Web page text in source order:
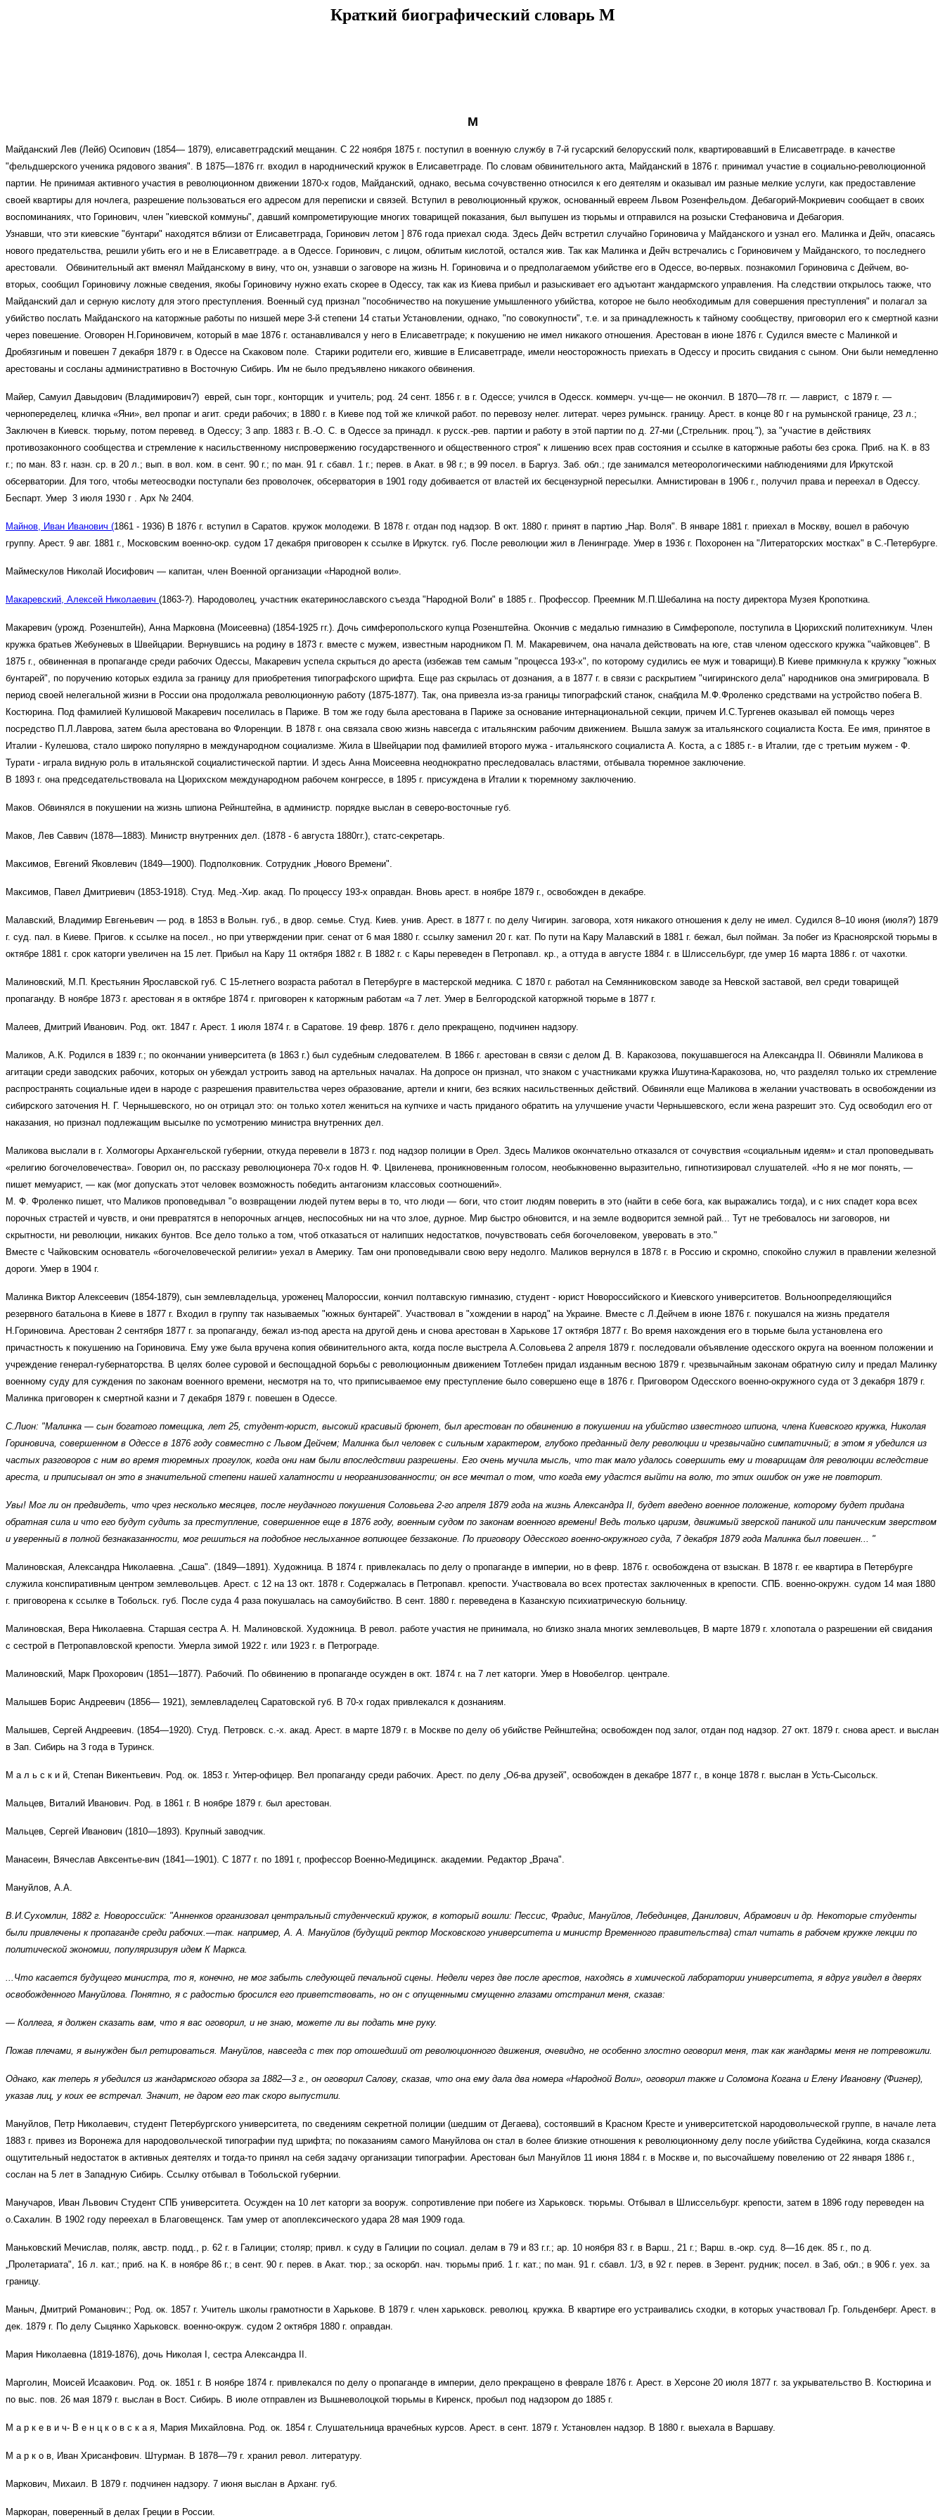
Краткий биографический словарь М
М
Майданский Лев (Лейб) Осипович (1854— 1879), елисаветградский мещанин. С 22 ноября 1875 г. поступил в военную службу в 7-й гусарский белорусский полк , квартировавший в Елисаветграде. в качестве
"фельдшерского ученика рядового звания".
В 1875—1876 гг. входил в народнический кружок в Елисаветграде.
По словам обвинительного акта, Майданский в 1876 г. принимал участие в социально-революционной
партии.
Не принимая активного участия в революционном движении 1870-х годов, Майданский, однако, весьма сочувственно относился к его деятелям и оказывал им разные мелкие услуги, как предоставление
своей квартиры для ночлега, разрешение пользоваться его адресом для переписки и связей. Вступил в революционный кружок, основанный евреем Львом Розенфельдом. Дебагорий-Мокриевич сообщает в своих
воспоминаниях, что Горинович, член "киевской коммуны", давший компрометирующие многих товарищей показания, был выпушен из тюрьмы и отправился на розыски Стефановича и Дебагория.
Узнавши, что эти киевские "бунтари" находятся вблизи от Елисаветграда, Горинович летом ] 876 года приехал сюда. Здесь Дейч встретил случайно Гориновича у Майданского и узнал его. Малинка и Дейч, опасаясь
нового предательства, решили убить его и не в Елисаветграде. а в Одессе. Горинович, с лицом, облитым кислотой, остался жив. Так как Малинка и Дейч встречались с Гориновичем у Майданского, то последнего
арестовали. Обвинительный акт вменял Майданскому в вину, что он, узнавши о заговоре на жизнь Н. Гориновича и о предполагаемом убийстве его в Одессе, во-первых. познакомил Гориновича с Дейчем, во-
вторых, сообщил Гориновичу ложные сведения, якобы Гориновичу нужно ехать скорее в Одессу, так как из Киева прибыл и разыскивает его адъютант жандармского управления. На следствии открылось также, что
Майданский дал и серную кислоту для этого преступления. Военный суд признал "пособничество на покушение умышленного убийства, которое не было необходимым для совершения преступления" и полагал за
убийство послать Майданского на каторжные работы по низшей мере 3-й степени 14 статьи Установлении, однако, "по совокупности", т.е. и за принадлежность к тайному сообществу, приговорил его к смертной казни
через повешение. Оговорен Н.Гориновичем, который в мае 1876 г. останавливался у него в Елисаветграде; к покушению не имел никакого отношения. Арестован в июне 1876 г. Судился вместе с Малинкой и
Дробязгиным и повешен 7 декабря 1879 г. в Одессе на Скаковом поле. Старики родители его, жившие в Елисаветграде, имели неосторожность приехать в Одессу и просить свидания с сыном. Они были немедленно
арестованы и сосланы административно в Восточную Сибирь. Им не было предъявлено никакого обвинения.
Майер, Самуил Давыдович (Владимирович?) еврей, сын торг., конторщик и учитель; род. 24 сент. 1856 г. в г. Одессе; учился в Одесск. коммерч. уч-ще— не окончил. В 1870—78 гг. — лаврист, с 1879 г. —
чернопеределец, кличка «Яни», вел пропаг и агит. среди рабочих; в 1880 г. в Киеве под той же кличкой работ. по перевозу нелег. литерат. через румынск. границу. Арест. в конце 80 г на румынской границе, 23 л.;
Заключен в Киевск. тюрьму, потом перевед. в Одессу; 3 апр. 1883 г. В.-О. С. в Одессе за принадл. к русск.-рев. партии и работу в этой партии по д. 27-ми („Стрельник. проц."), за "участие в действиях
противозаконного сообщества и стремление к насильственному ниспровержению государственного и общественного строя" к лишению всех прав состояния и ссылке в каторжные работы без срока. Приб. на К. в 83
г.; по ман. 83 г. назн. ср. в 20 л.; вып. в вол. ком. в сент. 90 г.; по ман. 91 г. сбавл. 1 г.; перев. в Акат. в 98 г.; в 99 посел. в Баргуз. Заб. обл.; где занимался метеорологическими наблюдениями для Иркутской
обсерватории. Для того, чтобы метеосводки поступали без проволочек, обсерватория в 1901 году добивается от властей их бесцензурной пересылки. Амнистирован в 1906 г., получил права и переехал в Одессу.
Беспарт. Умер 3 июля 1930 г . Арх № 2404.
Майнов, Иван Иванович (1861 - 1936) В 1876 г. вступил в Саратов. кружок молодежи. В 1878 г. отдан под надзор. В окт. 1880 г. принят в партию „Нар. Воля". В январе 1881 г. приехал в Москву, вошел в рабочую
группу. Арест. 9 авг. 1881 г., Московским военно-окр. судом 17 декабря приговорен к ссылке в Иркутск. губ. После революции жил в Ленинграде. Умер в 1936 г. Похоронен на "Литераторских мостках" в С.-Петербурге.
Маймескулов Николай Иосифович — капитан, член Военной организации «Народной воли».
Макаревский, Алексей Николаевич (1863-?). Народоволец, участник екатеринославского съезда "Народной Воли" в 1885 г.. Профессор. Преемник М.П.Шебалина на посту директора Музея Кропоткина.
Макаревич (урожд. Розенштейн), Анна Марковна (Моисеевна) (1854-1925 гг.). Дочь симферопольского купца Розенштейна. Окончив с медалью гимназию в Симферополе, поступила в Цюрихский политехникум. Член
кружка братьев Жебуневых в Швейцарии. Вернувшись на родину в 1873 г. вместе с мужем, известным народником П. М. Макаревичем, она начала действовать на юге, став членом одесского кружка "чайковцев". В
1875 г., обвиненная в пропаганде среди рабочих Одессы, Макаревич успела скрыться до ареста (избежав тем самым "процесса 193-х", по которому судились ее муж и товарищи).В Киеве примкнула к кружку "южных
бунтарей", по поручению которых ездила за границу для приобретения типографского шрифта. Еще раз скрылась от дознания, а в 1877 г. в связи с раскрытием "чигиринского дела" народников она эмигрировала.
В
период своей нелегальной жизни в России она продолжала революционную работу (1875-1877). Так, она привезла из-за границы типографский станок, снабдила М.Ф.Фроленко средствами на устройство побега В.
Костюрина.
Под фамилией Кулишовой Макаревич поселилась в Париже.
В том же году была арестована в Париже за основание интернациональной секции, причем И.С.Тургенев оказывал ей помощь через
посредство П.Л.Лаврова, затем была арестована во Флоренции. В 1878 г. она связала свою жизнь навсегда с итальянским рабочим движением. Вышла замуж за итальянского социалиста Коста. Ее имя, принятое в
Италии - Кулешова, стало широко популярно в международном социализме. Жила в Швейцарии под фамилией второго мужа - итальянского социалиста А. Коста, а с 1885 г.- в Италии, где с третьим мужем - Ф.
Турати - играла видную роль в итальянской социалистической партии. И здесь Анна Моисеевна неоднократно преследовалась властями, отбывала тюремное заключение.
В 1893 г. она председательствовала на Цюрихском международном рабочем конгрессе, в 1895 г. присуждена в Италии к тюремному заключению.
Маков. Обвинялся в покушении на жизнь шпиона Рейнштейна, в администр. порядке выслан в северо-восточные губ.
Маков, Лев Саввич (1878—1883). Министр внутренних дел. (1878 - 6 августа 1880гг.), статс-секретарь.
Максимов, Евгений Яковлевич (1849—1900). Подполковник. Сотрудник „Нового Времени".
Максимов, Павел Дмитриевич (1853-1918). Студ. Мед.-Хир. акад. По процессу 193-х оправдан. Вновь арест. в ноябре 1879 г., освобожден в декабре.
Малавский, Владимир Евгеньевич — род. в 1853 в Волын. губ., в двор. семье. Студ. Киев. унив. Арест. в 1877 г. по делу Чигирин. заговора, хотя никакого отношения к делу не имел. Судился 8–10 июня (июля?) 1879
г. суд. пал. в Киеве. Пригов. к ссылке на посел., но при утверждении приг. сенат от 6 мая 1880 г. ссылку заменил 20 г. кат. По пути на Кару Малавский в 1881 г. бежал, был пойман. За побег из Красноярской тюрьмы в
октябре 1881 г. срок каторги увеличен на 15 лет. Прибыл на Кару 11 октября 1882 г. В 1882 г. с Кары переведен в Петропавл. кр., а оттуда в августе 1884 г. в Шлиссельбург, где умер 16 марта 1886 г. от чахотки.
Малиновский, М.П. Крестьянин Ярославской губ. С 15-летнего возраста работал в Петербурге в мастерской медника. С 1870 г. работал на Семянниковском заводе за Невской заставой, вел среди товарищей
пропаганду. В ноябре 1873 г. арестован я в октябре 1874 г. приговорен к каторжным работам «а 7 лет. Умер в Белгородской каторжной тюрьме в 1877 г.
Малеев, Дмитрий Иванович. Род. окт. 1847 г. Арест. 1 июля 1874 г. в Саратове. 19 февр. 1876 г. дело прекращено, подчинен надзору.
Маликов, А.К. Родился в 1839 г.; по окончании университета (в 1863 г.) был судебным следователем. В 1866 г. арестован в связи с делом Д. В. Каракозова, покушавшегося на Александра II. Обвиняли Маликова в
агитации среди заводских рабочих, которых он убеждал устроить завод на артельных началах. На допросе он признал, что знаком с участниками кружка Ишутина-Каракозова, но, что разделял только их стремление
распространять социальные идеи в народе с разрешения правительства через образование, артели и книги, без всяких насильственных действий. Обвиняли еще Маликова в желании участвовать в освобождении из
сибирского заточения Н. Г. Чернышевского, но он отрицал это: он только хотел жениться на купчихе и часть приданого обратить на улучшение участи Чернышевского, если жена разрешит это. Суд освободил его от
наказания, но признал подлежащим высылке по усмотрению министра внутренних дел.
Маликова выслали в г. Холмогоры Архангельской губернии, откуда перевели в 1873 г. под надзор полиции в Орел. Здесь Маликов окончательно отказался от сочувствия «социальным идеям» и стал проповедывать
«религию богочеловечества». Говорил он, по рассказу революционера 70-х годов Н. Ф. Цвиленева, проникновенным голосом, необыкновенно выразительно, гипнотизировал слушателей. «Но я не мог понять, —
пишет мемуарист, — как (мог допускать этот человек возможность победить антагонизм классовых соотношений».
М. Ф. Фроленко пишет, что Маликов проповедывал "о возвращении людей путем веры в то, что люди — боги, что стоит людям поверить в это (найти в себе бога, как выражались тогда), и с них спадет кора всех
порочных страстей и чувств, и они превратятся в непорочных агнцев, неспособных ни на что злое, дурное. Мир быстро обновится, и на земле водворится земной рай... Тут не требовалось ни заговоров, ни
скрытности, ни революции, никаких бунтов. Все дело только а том, чтоб отказаться от налипших недостатков, почувствовать себя богочеловеком, уверовать в это."
Вместе с Чайковским основатель «богочеловеческой религии» уехал в Америку. Там они проповедывали свою веру недолго. Маликов вернулся в 1878 г. в Россию и скромно, спокойно служил в правлении железной
дороги. Умер в 1904 г.
Малинка Виктор Алексеевич (1854-1879), сын землевладельца, уроженец Малороссии, кончил полтавскую гимназию, студент - юрист Новороссийского и Киевского университетов. Вольноопределяющийся
резервного батальона в Киеве в 1877 г. Входил в группу так называемых "южных бунтарей". Участвовал в "хождении в народ" на Украине. Вместе с Л.Дейчем в июне 1876 г. покушался на жизнь предателя
Н.Гориновича. Арестован 2 сентября 1877 г. за пропаганду, бежал из-под ареста на другой день и снова арестован в Харькове 17 октября 1877 г. Во время нахождения его в тюрьме была установлена его
причастность к покушению на Гориновича. Ему уже была вручена копия обвинительного акта, когда после выстрела А.Соловьева 2 апреля 1879 г. последовали объявление одесского округа на военном положении и
учреждение генерал-губернаторства. В целях более суровой и беспощадной борьбы с революционным движением Тотлебен придал изданным весною 1879 г. чрезвычайным законам обратную силу и предал Малинку
военному суду для суждения по законам военного времени, несмотря на то, что приписываемое ему преступление было совершено еще в 1876 г. Приговором Одесского военно-окружного суда от 3 декабря 1879 г.
Малинка приговорен к смертной казни и 7 декабря 1879 г. повешен в Одессе.
С.Лион: "Малинка — сын богатого помещика, лет 25, студент-юрист, высокий красивый брюнет, был арестован по обвинению в покушении на убийство известного шпиона, члена Киевского кружка, Николая
Гориновича, совершенном в Одессе в 1876 году совместно с Львом Дейчем; Малинка был человек с сильным характером, глубоко преданный делу революции и чрезвычайно симпатичный; в этом я убедился из
частых разговоров с ним во время тюремных прогулок, когда они нам были впоследствии разрешены. Его очень мучила мысль, что так мало удалось совершить ему и товарищам для революции вследствие
ареста, и приписывал он это в значительной степени нашей халатности и неорганизованности; он все мечтал о том, что когда ему удастся выйти на волю, то этих ошибок он уже не повторит.
Увы! Мог ли он предвидеть, что чрез несколько месяцев, после неудачного покушения Соловьева 2-го апреля 1879 года на жизнь Александра II, будет введено военное положение, которому будет придана
обратная сила и что его будут судить за преступление, совершенное еще в 1876 году, военным судом по законам военного времени! Ведь только царизм, движимый зверской паникой или паническим зверством
и уверенный в полной безнаказанности, мог решиться на подобное неслыханное вопиющее беззаконие. По приговору Одесского военно-окружного суда, 7 декабря 1879 года Малинка был повешен... "
Малиновская, Александра Николаевна. „Саша". (1849—1891). Художница. В 1874 г. привлекалась по делу о пропаганде в империи, но в февр. 1876 г. освобождена от взыскан. В 1878 г. ее квартира в Петербурге
служила конспиративным центром землевольцев. Арест. с 12 на 13 окт. 1878 г. Содержалась в Петропавл. крепости. Участвовала во всех протестах заключенных в крепости. СПБ. военно-окружн. судом 14 мая 1880
г. приговорена к ссылке в Тобольск. губ. После суда 4 раза покушалась на самоубийство. В сент. 1880 г. переведена в Казанскую психиатрическую больницу.
Малиновская, Вера Николаевна. Старшая сестра А. Н. Малиновской. Художница. В револ. работе участия не принимала, но близко знала многих землевольцев, В марте 1879 г. хлопотала о разрешении ей свидания
с сестрой в Петропавловской крепости. Умерла зимой 1922 г. или 1923 г. в Петрограде.
Малиновский, Марк Прохорович (1851—1877). Рабочий. По обвинению в пропаганде осужден в окт. 1874 г. на 7 лет каторги. Умер в Новобелгор. централе.
Малышев Борис Андреевич (1856— 1921), землевладелец Саратовской губ. В 70-х годах привлекался к дознаниям.
Малышев, Сергей Андреевич. (1854—1920). Студ. Петровск. с.-х. акад. Арест. в марте 1879 г. в Москве по делу об убийстве Рейнштейна; освобожден под залог, отдан под надзор. 27 окт. 1879 г. снова арест. и выслан
в Зап. Сибирь на 3 года в Туринск.
М а л ь с к и й, Степан Викентьевич. Род. ок. 1853 г. Унтер-офицер. Вел пропаганду среди рабочих. Арест. по делу „Об-ва друзей", освобожден в декабре 1877 г., в конце 1878 г. выслан в Усть-Сысольск.
Мальцев, Виталий Иванович. Род. в 1861 г. В ноябре 1879 г. был арестован.
Мальцев, Сергей Иванович (1810—1893). Крупный заводчик.
Манасеин, Вячеслав Авксентье-вич (1841—1901). С 1877 г. по 1891 г, профессор Военно-Медицинск. академии. Редактор „Врача".
Мануйлов, А.А.
В.И.Сухомлин, 1882 г. Новороссийск: "Анненков организовал центральный студенческий кружок, в который вошли: Пессис, Фрадис, Мануйлов, Лебединцев, Данилович, Абрамович и др. Некоторые студенты
были привлечены к пропаганде среди рабочих.—так. например, А. А. Мануйлов (будущий ректор Московского университета и министр Временного правительства) стал читать в рабочем кружке лекции по
политической экономии, популяризируя идем К Маркса.
...Что касается будущего министра, то я, конечно, не мог забыть следующей печальной сцены. Недели через две после арестов, находясь в химической лаборатории университета, я вдруг увидел в дверях
освобожденного Мануйлова. Понятно, я с радостью бросился его приветствовать, но он с опущенными смущенно глазами отстранил меня, сказав:
— Коллега, я должен сказать вам, что я вас оговорил, и не знаю, можете ли вы подать мне руку.
Пожав плечами, я вынужден был ретироваться. Мануйлов, навсегда с тех пор отошедший от революционного движения, очевидно, не особенно злостно оговорил меня, так как жандармы меня не потревожили.
Однако, как теперь я убедился из жандармского обзора за 1882—3 г., он оговорил Салову, сказав, что она ему дала два номера «Народной Воли», оговорил также и Соломона Когана и Елену Ивановну (Фигнер),
указав лиц, у коих ее встречал. Значит, не даром его так скоро выпустили.
Мануйлов, Петр Николаевич, студент Петербургского университета, по сведениям секретной полиции (шедшим от Дегаева), состоявший в Kpасном Кресте и университетской народовольческой группе, в начале лета
1883 г. привез из Воронежа для народовольческой типографии пуд шрифта; по показаниям самого Мануйлова он стал в более близкие отношения к революционному делу после убийства Судейкина, когда сказался
ощутительный недостаток в активных деятелях и тогда-то принял на себя задачу организации типографии. Арестован был Мануйлов 11 июня 1884 г. в Москве и, по высочайшему повелению от 22 января 1886 г.,
сослан на 5 лет в Западную Сибирь. Ссылку отбывал в Тобольской губернии.
Манучаров, Иван Львович Студент СПБ университета. Осужден на 10 лет каторги за вооруж. сопротивление при побеге из Харьковск. тюрьмы. Отбывал в Шлиссельбург. крепости, затем в 1896 году переведен на
о.Сахалин. В 1902 году переехал в Благовещенск. Там умер от апоплексического удара 28 мая 1909 года.
Маньковский Мечислав, поляк, австр. подд., р. 62 г. в Галиции; столяр; привл. к суду в Галиции по социал. делам в 79 и 83 г.г.; ар. 10 ноября 83 г. в Варш., 21 г.; Варш. в.-окр. суд. 8—16 дек. 85 г., по д.
„Пролетариата", 16 л. кат.; приб. на К. в ноябре 86 г.; в сент. 90 г. перев. в Акат. тюр.; за оскорбл. нач. тюрьмы приб. 1 г. кат.; по ман. 91 г. сбавл. 1/3, в 92 г. перев. в Зерент. рудник; посел. в Заб, обл.; в 906 г. уех. за
границу.
Маныч, Дмитрий Романович:; Род. ок. 1857 г. Учитель школы грамотности в Харькове. В 1879 г. член харьковск. революц. кружка. В квартире его устраивались сходки, в которых участвовал Гр. Гольденберг. Арест. в
дек. 1879 г. По делу Сыцянко Харьковск. военно-окруж. судом 2 октября 1880 г. оправдан.
Мария Николаевна (1819-1876), дочь Николая I, сестра Александра II.
Марголин, Моисей Исаакович. Род. ок. 1851 г. В ноябре 1874 г. привлекался по делу о пропаганде в империи, дело прекращено в феврале 1876 г. Арест. в Херсоне 20 июля 1877 г. за укрывательство В. Костюрина и
по выс. пов. 26 мая 1879 г. выслан в Вост. Сибирь. В июле отправлен из Вышневолоцкой тюрьмы в Киренск, пробыл под надзором до 1885 г.
М а р к е в и ч- В е н ц к о в с к а я, Мария Михайловна. Род. ок. 1854 г. Слушательница врачебных курсов. Арест. в сент. 1879 г. Установлен надзор. В 1880 г. выехала в Варшаву.
М а р к о в, Иван Хрисанфович. Штурман. В 1878—79 г. хранил револ. литературу.
Маркович, Михаил. В 1879 г. подчинен надзору. 7 июня выслан в Арханг. губ.
Маркоран, поверенный в делах Греции в России.